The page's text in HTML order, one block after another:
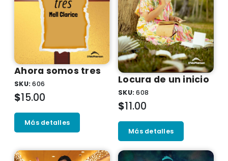
Ahora somos tres
SKU:606
$15.00
Más detalles
Locura de un inicio
SKU:608
$11.00
Más detalles